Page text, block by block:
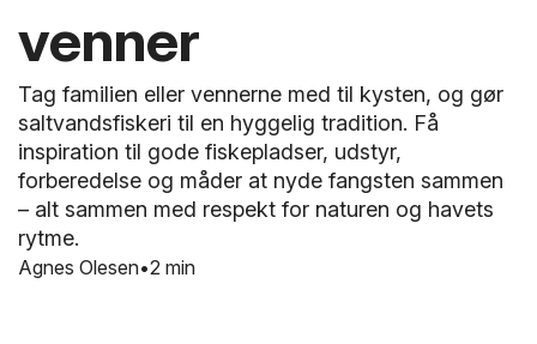
venner
2 min
Tag familien eller vennerne med til kysten, og gør
saltvandsfiskeri til en hyggelig tradition. Få
inspiration til gode fiskepladser, udstyr,
forberedelse og måder at nyde fangsten sammen
– alt sammen med respekt for naturen og havets
rytme.
Agnes Olesen